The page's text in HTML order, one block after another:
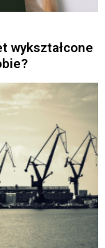
wykształcone